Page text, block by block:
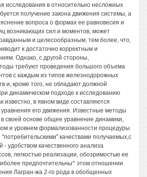
исследования в относительно несложных
получение закона движения системы, а
вопроса о формах ее равновесия и
возникающих сил и моментов, может
и целесообразным, тем более, что,
к достаточно корректным и
Однако, с другой стороны,
требуют проведения большого объема
с каждым из типов железнодорожных
и, кроме того, не обладают должной
динамическом подходе к исследованию
известно, в явном виде составляются
его движения. Известные методы
своей основе общее уравнение динамики,
и уровнем формализованности процедуры
"потребительскими" качествами получаемых,с
удобством качественного анализа
легкостью реализации, обозримостью ее
предпочтительны^ этом отношении
Лагран-жа 2-го рода в обобщенных